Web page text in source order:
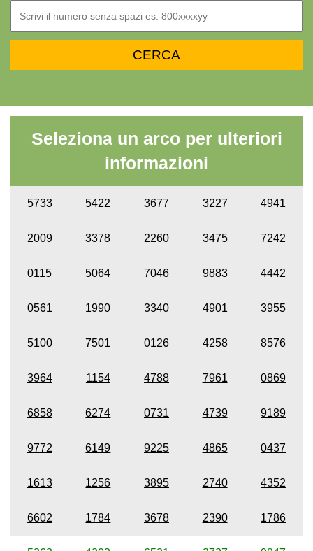
Seleziona un arco per ulteriori
informazioni
5733 5422 3677 3227 4941
2009 3378 2260 3475 7242
0115 5064 7046 9883 4442
0561 1990 3340 4901 3955
5100 7501 0126 4258 8576
3964 1154 4788 7961 0869
6858 6274 0731 4739 9189
9772 6149 9225 4865 0437
1613 1256 3895 2740 4352
6602 1784 3678 2390 1786